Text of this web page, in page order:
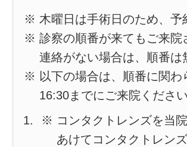
※ 木曜日は手術日のため、予
※ 診察の順番が来てもご来院
連絡がない場合は、順番は
※ 以下の場合は、順番に関わ
16:30までにご来院ください
※ コンタクトレンズを当
あけてコンタクトレン